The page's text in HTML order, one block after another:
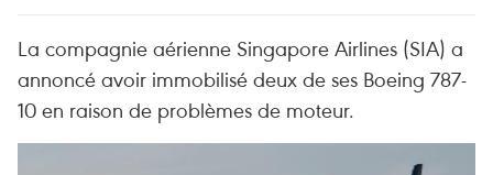
La compagnie aérienne Singapore Airlines (SIA) a
annoncé avoir immobilisé deux de ses Boeing 787-
10 en raison de problèmes de moteur.